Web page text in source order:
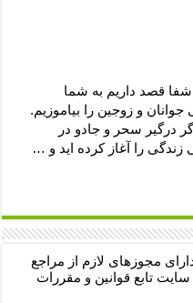
قصد داریم به شما
و زوجین را بیاموزیم.
درگیر سحر و جادو در
را آغاز کرده اید و …
مجوزهای لازم از مراجع
تابع قوانین و مقررات